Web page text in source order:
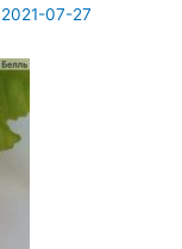
2021-07-27